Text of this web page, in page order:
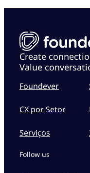
Create
Value
Foundever
CX por Setor
Serviços
Follow us